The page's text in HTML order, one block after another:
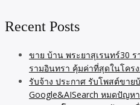
สายสีเหลือง BTS แยกลำสาลี ราม
ออฟฟิศ โฮมออฟฟิศ […]
Recent Posts
ขาย บ้าน พระยาสุเรนทร์30
รามอินทรา คุ้มค่าที่สุดในโคร
รับจ้าง ประกาศ รับโพสต์ขา
Google&AISearch หมดปัญห